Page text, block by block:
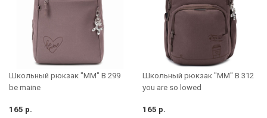
Школьный рюкзак "MM" B 299
be maine
165 р.
Школьный рюкзак "MM" B 312
you are so lowed
165 р.